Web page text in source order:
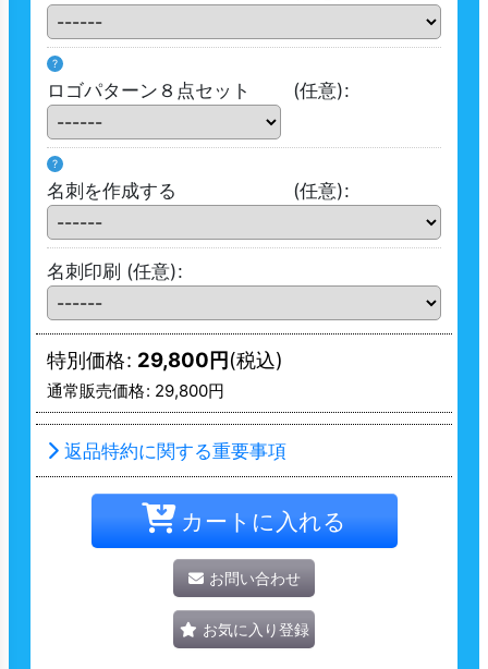
?
ロゴパターン８点セット (任意):
?
名刺を作成する (任意):
名刺印刷 (任意):
特別価格: 29,800円(税込)
通常販売価格: 29,800円
返品特約に関する重要事項
カートに入れる
お問い合わせ
お気に入り登録